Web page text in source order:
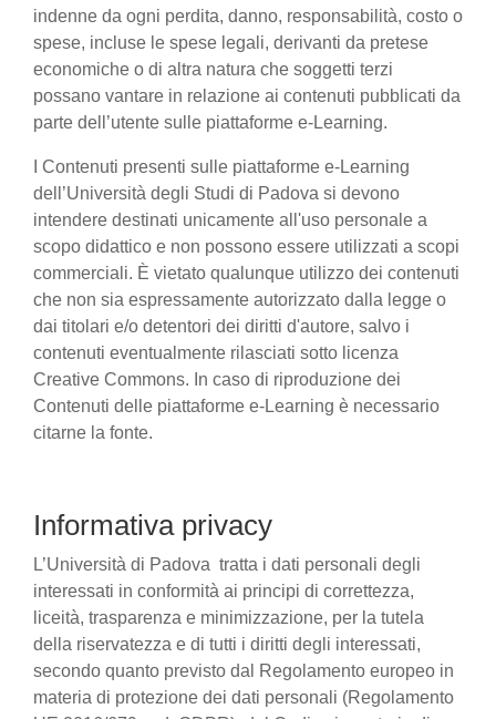
indenne da ogni perdita, danno, responsabilità, costo o
spese, incluse le spese legali, derivanti da pretese
economiche o di altra natura che soggetti terzi
possano vantare in relazione ai contenuti pubblicati da
parte dell’utente sulle piattaforme e-Learning.
I Contenuti presenti sulle piattaforme e-Learning
dell’Università degli Studi di Padova si devono
intendere destinati unicamente all'uso personale a
scopo didattico e non possono essere utilizzati a scopi
commerciali. È vietato qualunque utilizzo dei contenuti
che non sia espressamente autorizzato dalla legge o
dai titolari e/o detentori dei diritti d'autore, salvo i
contenuti eventualmente rilasciati sotto licenza
Creative Commons. In caso di riproduzione dei
Contenuti delle piattaforme e-Learning è necessario
citarne la fonte.
Informativa privacy
L’Università di Padova tratta i dati personali degli
interessati in conformità ai principi di correttezza,
liceità, trasparenza e minimizzazione, per la tutela
della riservatezza e di tutti i diritti degli interessati,
secondo quanto previsto dal Regolamento europeo in
materia di protezione dei dati personali (Regolamento